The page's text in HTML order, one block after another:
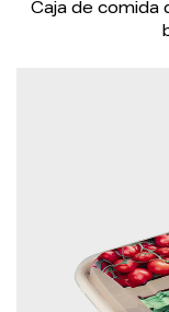
Caja de comida